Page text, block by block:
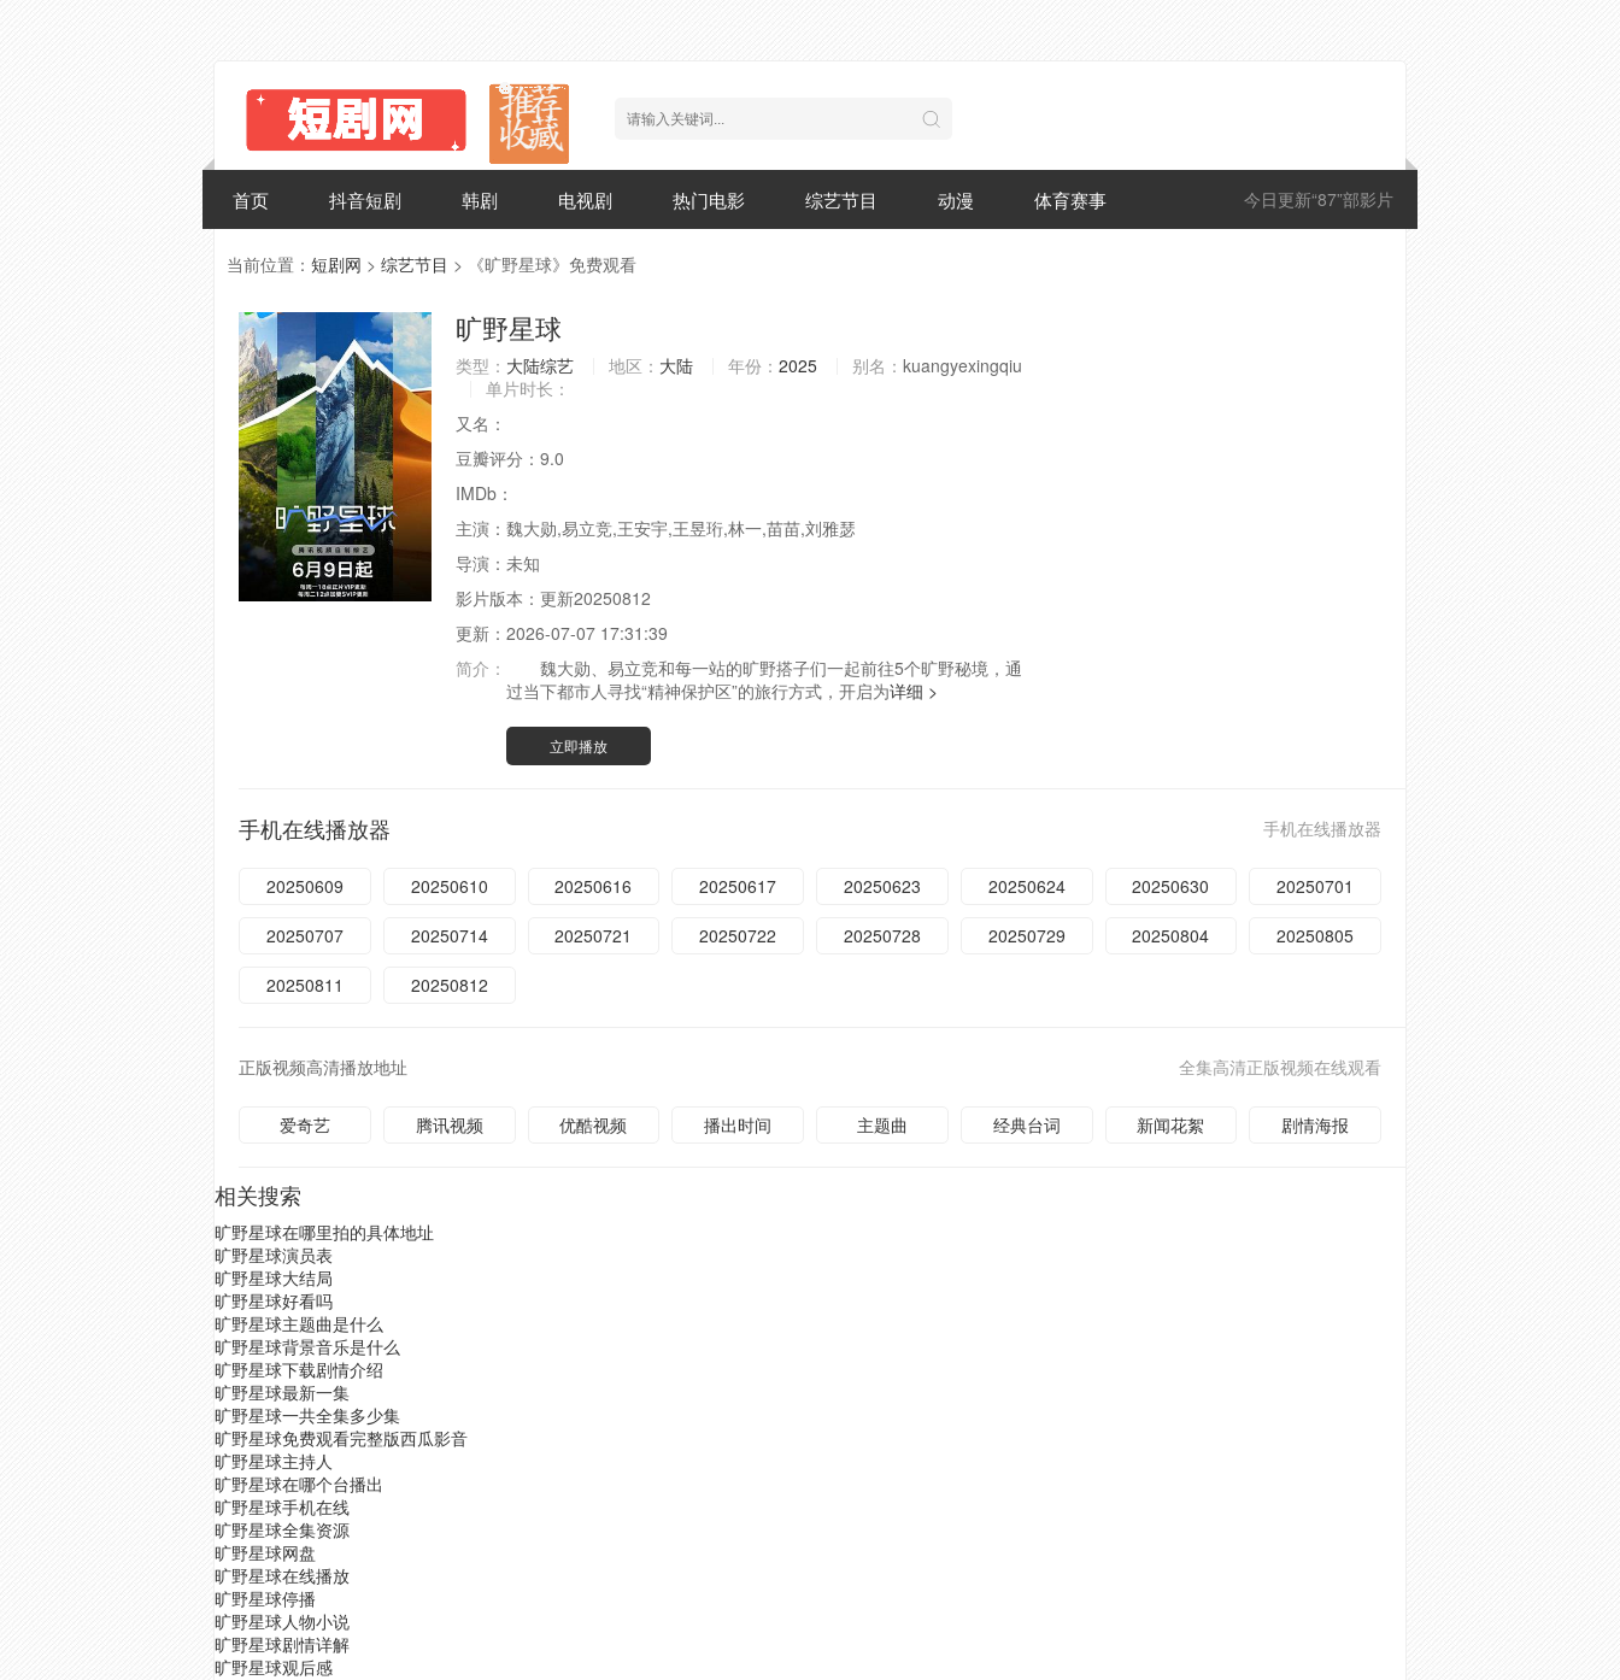
今日更新“87”部影片
首页 抖音短剧 韩剧 电视剧 热门电影 综艺节目 动漫 体育赛事
当前位置： 短剧网 > 综艺节目 > 《旷野星球》免费观看
旷野星球
类型： 大陆综艺 地区： 大陆 年份： 2025 别名： kuangyexingqiu
单片时长：
又名：
豆瓣评分： 9.0
IMDb：
主演： 魏大勋,易立竞,王安宇,王昱珩,林一,苗苗,刘雅瑟
导演： 未知
影片版本： 更新20250812
更新： 2026-07-07 17:31:39
简介：
魏大勋、易立竞和每一站的旷野搭子们一起前往5个旷野秘境，通
过当下都市人寻找“精神保护区”的旅行方式，开启为详细 >
立即播放
手机在线播放器
手机在线播放器
20250609 20250610 20250616 20250617 20250623 20250624 20250630 20250701
20250707 20250714 20250721 20250722 20250728 20250729 20250804 20250805
20250811 20250812
全集高清正版视频在线观看
正版视频高清播放地址
爱奇艺 腾讯视频 优酷视频 播出时间 主题曲 经典台词 新闻花絮 剧情海报
相关搜索
旷野星球在哪里拍的具体地址
旷野星球演员表
旷野星球大结局
旷野星球好看吗
旷野星球主题曲是什么
旷野星球背景音乐是什么
旷野星球下载剧情介绍
旷野星球最新一集
旷野星球一共全集多少集
旷野星球免费观看完整版西瓜影音
旷野星球主持人
旷野星球在哪个台播出
旷野星球手机在线
旷野星球全集资源
旷野星球网盘
旷野星球在线播放
旷野星球停播
旷野星球人物小说
旷野星球剧情详解
旷野星球观后感